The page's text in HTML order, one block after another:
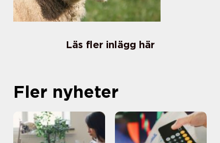
Läs fler inlägg här
Fler nyheter